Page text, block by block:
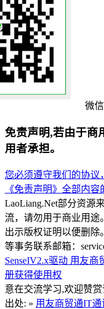
微
免责声明,若由于商
用者承担。
您必须遵守我们的协议
《免责声明》全部内容
LaoLiang.Net部分资源
流，请勿用于商业用途
出示版权证明以便删除
等事务联系邮箱：
SenseIV2.x驱动 用友商
册获得使用权
意在交流学习,欢迎赞
出处: » 用友商贸通IT通